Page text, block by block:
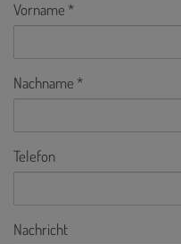
Vorname
Nachname
Telefon
Nachricht